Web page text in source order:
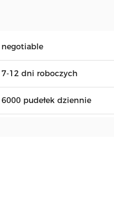
negotiable
7-12 dni roboczych
6000 pudełek dziennie